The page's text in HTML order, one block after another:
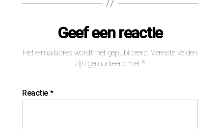
Geef een reactie
Het e-mailadres wordt niet gepubliceerd. Vereiste velden
zijn gemarkeerd met *
Reactie *